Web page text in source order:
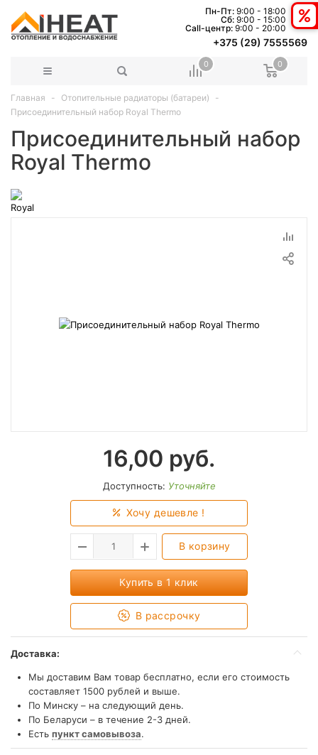
Пн-Пт: 9:00 - 18:00
Сб: 9:00 - 15:00
Сall-центр: 9:00 - 20:00
+375 (29) 7555569
0 0
Главная
Отопительные радиаторы (батареи)
Присоединительный набор Royal Thermo
Присоединительный набор
Royal Thermo
16,00 руб.
Доступность: Уточняйте
Хочу дешевле !
В корзину
Купить в 1 клик
В рассрочку
Доставка:
Мы доставим Вам товар бесплатно, если его стоимость
составляет 1500 рублей и выше.
По Минску – на следующий день.
По Беларуси – в течение 2-3 дней.
Есть пункт самовывоза.